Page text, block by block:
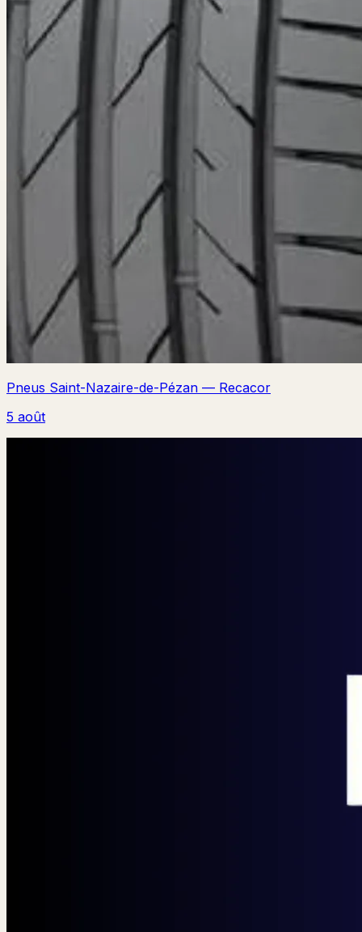
Pneus Saint-Nazaire-de-Pézan — Recacor
5 août